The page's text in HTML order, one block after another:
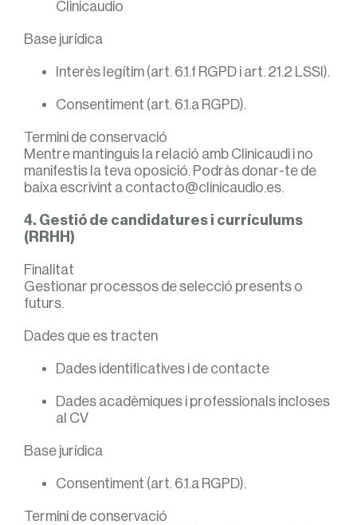
Clinicaudio
Base jurídica
Interès legítim (art. 6.1.f RGPD i art. 21.2 LSSI).
Consentiment (art. 6.1.a RGPD).
Termini de conservació
Mentre mantinguis la relació amb Clinicaudi i no
manifestis la teva oposició. Podràs donar-te de
baixa escrivint a contacto@clinicaudio.es.
4. Gestió de candidatures i currículums
(RRHH)
Finalitat
Gestionar processos de selecció presents o
futurs.
Dades que es tracten
Dades identificatives i de contacte
Dades acadèmiques i professionals incloses
al CV
Base jurídica
Consentiment (art. 6.1.a RGPD).
Termini de conservació